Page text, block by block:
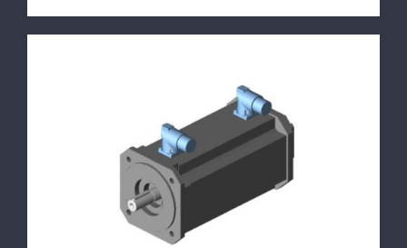
DETTAGLI